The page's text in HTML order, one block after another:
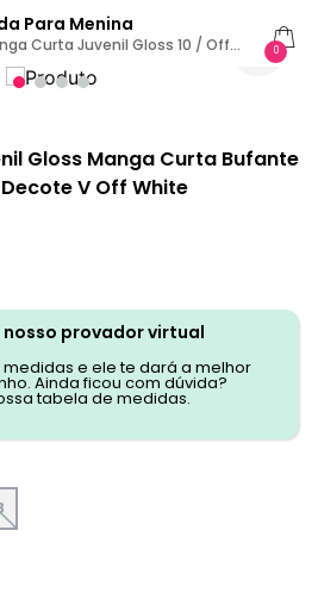
Para Menina
Curta Juvenil Gloss 10 / Off-
0
Gloss Manga Curta Bufante
V Off White
provador virtual
medidas e ele te dará a melhor
Ainda ficou com dúvida?
tabela de medidas.